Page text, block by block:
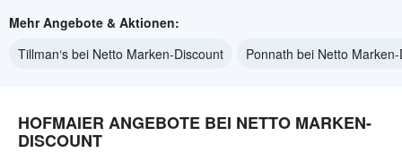
Mehr Angebote & Aktionen:
Tillman‘s bei Netto Marken-Discount
Ponnath bei Netto
HOFMAIER ANGEBOTE BEI NETTO MARKEN-
DISCOUNT